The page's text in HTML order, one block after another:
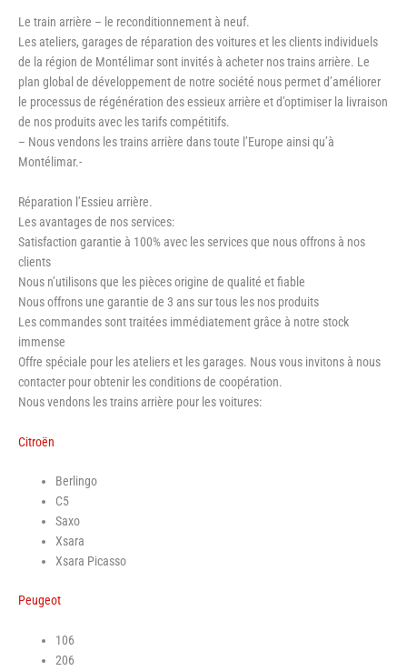
Le train arrière – le reconditionnement à neuf.
Les ateliers, garages de réparation des voitures et les clients individuels
de la région de Montélimar sont invités à acheter nos trains arrière. Le
plan global de développement de notre société nous permet d’améliorer
le processus de régénération des essieux arrière et d’optimiser la livraison
de nos produits avec les tarifs compétitifs.
– Nous vendons les trains arrière dans toute l’Europe ainsi qu’à
Montélimar.-
Réparation l’Essieu arrière.
Les avantages de nos services:
Satisfaction garantie à 100% avec les services que nous offrons à nos
clients
Nous n’utilisons que les pièces origine de qualité et fiable
Nous offrons une garantie de 3 ans sur tous les nos produits
Les commandes sont traitées immédiatement grâce à notre stock
immense
Offre spéciale pour les ateliers et les garages. Nous vous invitons à nous
contacter pour obtenir les conditions de coopération.
Nous vendons les trains arrière pour les voitures:
Citroën
Berlingo
C5
Saxo
Xsara
Xsara Picasso
Peugeot
106
206